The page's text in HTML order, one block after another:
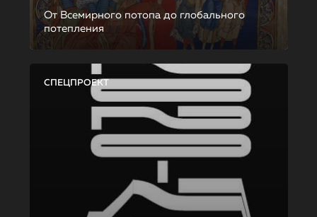
От Всемирного потопа до глобального
потепления
СПЕЦПРОЕКТ